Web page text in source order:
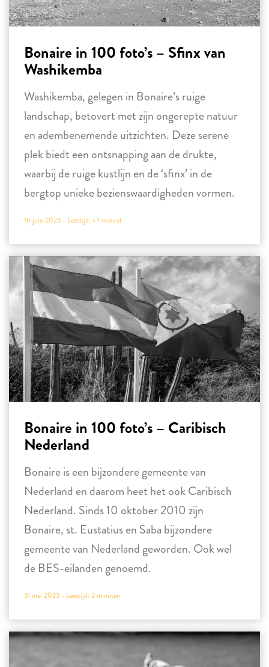
Bonaire in 100 foto’s – Sfinx van
Washikemba
Washikemba, gelegen in Bonaire’s ruige
landschap, betovert met zijn ongerepte natuur
en adembenemende uitzichten. Deze serene
plek biedt een ontsnapping aan de drukte,
waarbij de ruige kustlijn en de ‘sfinx’ in de
bergtop unieke bezienswaardigheden vormen.
16 juni 2023 - Leestijd: < 1 minuut
Bonaire in 100 foto’s – Caribisch
Nederland
Bonaire is een bijzondere gemeente van
Nederland en daarom heet het ook Caribisch
Nederland. Sinds 10 oktober 2010 zijn
Bonaire, st. Eustatius en Saba bijzondere
gemeente van Nederland geworden. Ook wel
de BES-eilanden genoemd.
31 mei 2023 - Leestijd: 2minuten